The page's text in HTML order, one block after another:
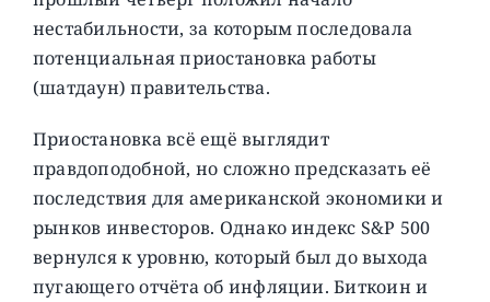
нестабильности, за которым последовала
потенциальная приостановка работы
(шатдаун) правительства.
Приостановка всё ещё выглядит
правдоподобной, но сложно предсказать её
последствия для американской экономики и
рынков инвесторов. Однако индекс S&P 500
вернулся к уровню, который был до выхода
пугающего отчёта об инфляции. Биткоин и